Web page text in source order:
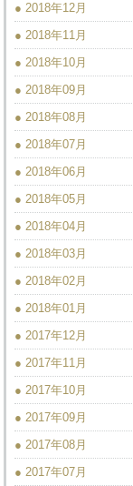
● 2018年12月
● 2018年11月
● 2018年10月
● 2018年09月
● 2018年08月
● 2018年07月
● 2018年06月
● 2018年05月
● 2018年04月
● 2018年03月
● 2018年02月
● 2018年01月
● 2017年12月
● 2017年11月
● 2017年10月
● 2017年09月
● 2017年08月
● 2017年07月